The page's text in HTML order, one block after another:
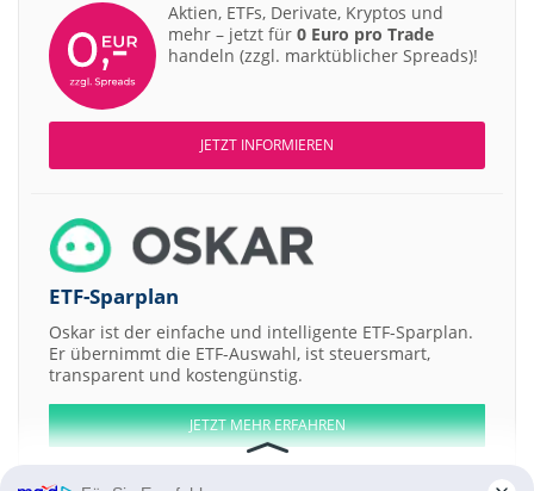
Aktien, ETFs, Derivate, Kryptos und
mehr – jetzt für 0 Euro pro Trade
handeln (zzgl. marktüblicher Spreads)!
JETZT INFORMIEREN
ETF-Sparplan
Oskar ist der einfache und intelligente ETF-Sparplan.
Er übernimmt die ETF-Auswahl, ist steuersmart,
transparent und kostengünstig.
JETZT MEHR ERFAHREN